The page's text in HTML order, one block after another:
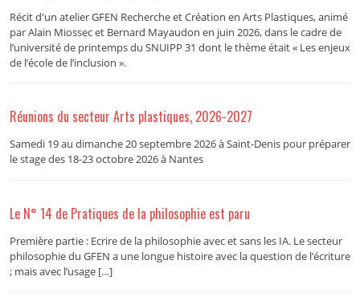
Récit d'un atelier GFEN Recherche et Création en Arts Plastiques, animé
par Alain Miossec et Bernard Mayaudon en juin 2026, dans le cadre de
l’université de printemps du SNUIPP 31 dont le thème était « Les enjeux
de l’école de l’inclusion ».
Réunions du secteur Arts plastiques, 2026-2027
Samedi 19 au dimanche 20 septembre 2026 à Saint-Denis pour préparer
le stage des 18-23 octobre 2026 à Nantes
Le N° 14 de Pratiques de la philosophie est paru
Première partie : Ecrire de la philosophie avec et sans les IA. Le secteur
philosophie du GFEN a une longue histoire avec la question de l’écriture
; mais avec l’usage […]